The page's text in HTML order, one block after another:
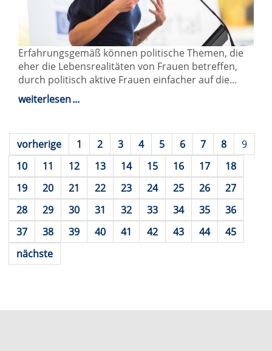
Erfahrungsgemäß können politische Themen, die
eher die Lebensrealitäten von Frauen betreffen,
durch politisch aktive Frauen einfacher auf die…
weiterlesen
vorherige 1 2 3 4 5 6 7 8
9
10
11 12 13 14 15 16 17
18
19
20 21 22 23 24 25 26
27
28
29 30 31 32 33 34 35
36
37
38 39 40 41 42 43 44
45
nächste